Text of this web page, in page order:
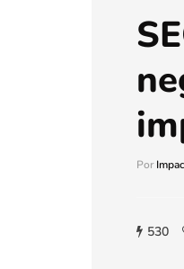
Por
530